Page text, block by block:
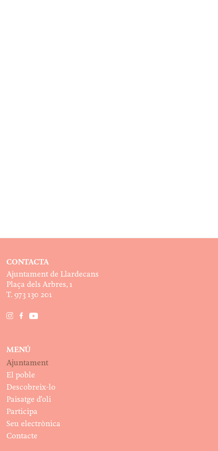
CONTACTA
Ajuntament de Llardecans
Plaça dels Arbres, 1
T. 973 130 201
MENÚ
Ajuntament
El poble
Descobreix-lo
Paisatge d’oli
Participa
Seu electrònica
Contacte